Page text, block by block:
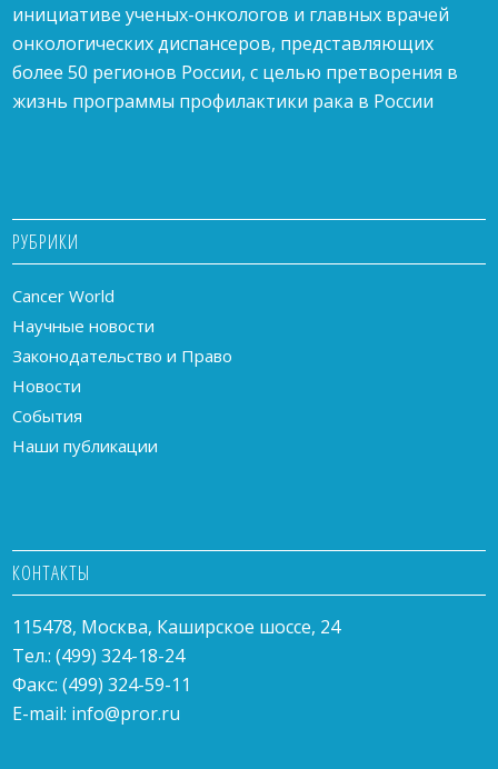
инициативе ученых-онкологов и главных врачей
онкологических диспансеров, представляющих
более 50 регионов России, с целью претворения в
жизнь программы профилактики рака в России
РУБРИКИ
Cancer World
Научные новости
Законодательство и Право
Новости
События
Наши публикации
КОНТАКТЫ
115478, Москва, Каширское шоссе, 24
Тел.: (499) 324-18-24
Факс: (499) 324-59-11
E-mail: info@pror.ru